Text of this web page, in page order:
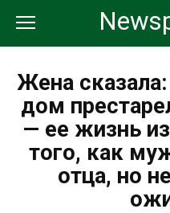
контенту
Жена
дом
— ее жизнь
того, как
отца, но